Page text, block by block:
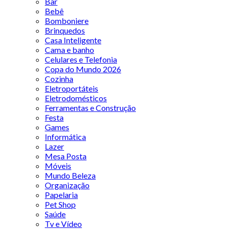
Bebê
Bomboniere
Brinquedos
Casa Inteligente
Cama e banho
Celulares e Telefonia
Copa do Mundo 2026
Cozinha
Eletroportáteis
Eletrodomésticos
Ferramentas e Construção
Festa
Games
Informática
Lazer
Mesa Posta
Móveis
Mundo Beleza
Organização
Papelaria
Pet Shop
Saúde
Tv e Vídeo